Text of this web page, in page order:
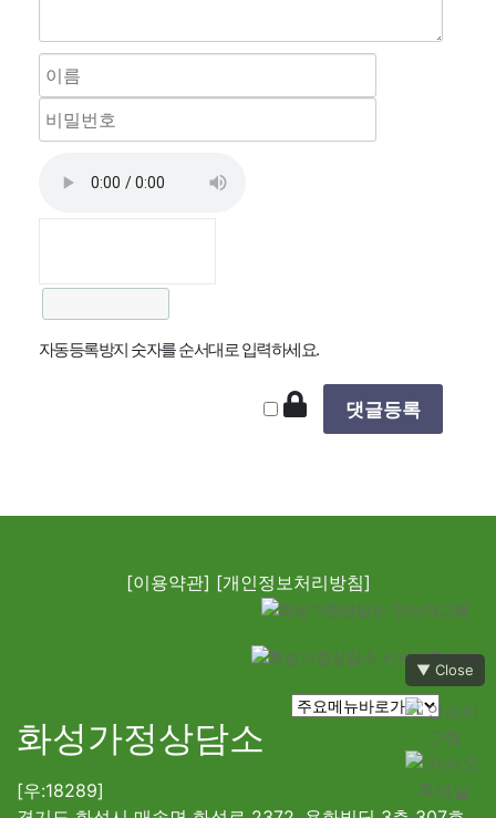
▼ Close
자동등록방지 숫자를 순서대로 입력하세요.
[이용약관] [개인정보처리방침]
화성가정상담소
[우:18289]